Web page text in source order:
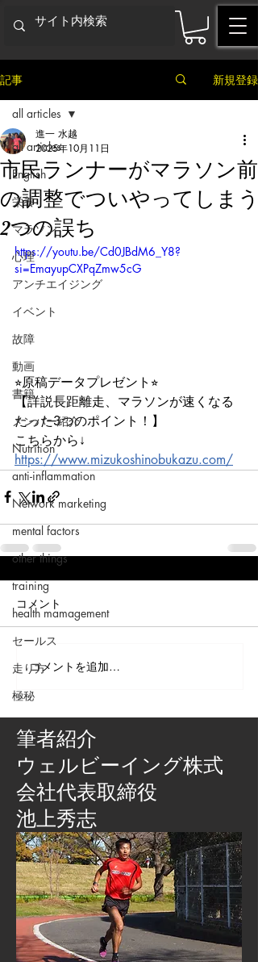
記事 新規登録
all articles
English
栄養
マラソン
心理
アンチエイジング
イベント
故障
動画
書籍
メンバー紹介
Nutrition
anti-inflammation
Network marketing
mental factors
other things
training
health mamagement
セールス
走り方
極秘
all articles
市民ランナーがマラソン前
の調整でついやってしまう
2つの誤ち
進一 水越
2025年10月11日
https://youtu.be/Cd0JBdM6_Y8?
si=EmayupCXPqZmw5cG
⭐︎原稿データプレゼント⭐︎
【詳説長距離走、マラソンが速くなる
たった3つのポイント！】
こちらから↓
https://www.mizukoshinobukazu.com/
コメント
コメントを追加…
筆者紹介
​ウェルビーイング株式
会社代表取締役
池上秀志